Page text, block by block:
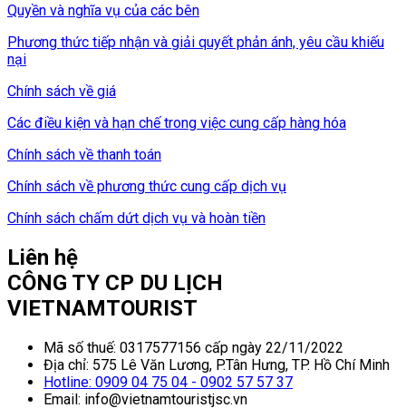
Quyền và nghĩa vụ của các bên
Phương thức tiếp nhận và giải quyết phản ánh, yêu cầu khiếu
nại
Chính sách về giá
Các điều kiện và hạn chế trong việc cung cấp hàng hóa
Chính sách về thanh toán
Chính sách về phương thức cung cấp dịch vụ
Chính sách chấm dứt dịch vụ và hoàn tiền
Liên hệ
CÔNG TY CP DU LỊCH
VIETNAMTOURIST
Mã số thuế: 0317577156 cấp ngày 22/11/2022
Địa chỉ: 575 Lê Văn Lương, P.Tân Hưng, TP. Hồ Chí Minh
Hotline: 0909 04 75 04 - 0902 57 57 37
Email: info@vietnamtouristjsc.vn